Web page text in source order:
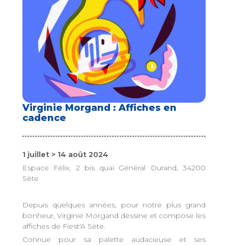
Virginie Morgand : Affiches en
cadence
1 juillet > 14 août 2024
Espace Félix, 2 bis quai Général Durand, 34200
Sète
Depuis quelques années, pour notre plus grand
bonheur, Virginie Morgand dessine et compose les
affiches de Fiest'A Sète.
Connue pour sa palette audacieuse et ses